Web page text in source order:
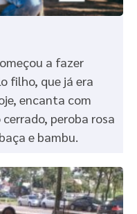
a fazer
filho, que já era
encanta com
peroba rosa
e bambu.